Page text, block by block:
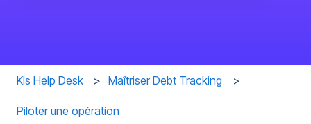
Kls Help Desk Maîtriser Debt Tracking
Piloter une opération